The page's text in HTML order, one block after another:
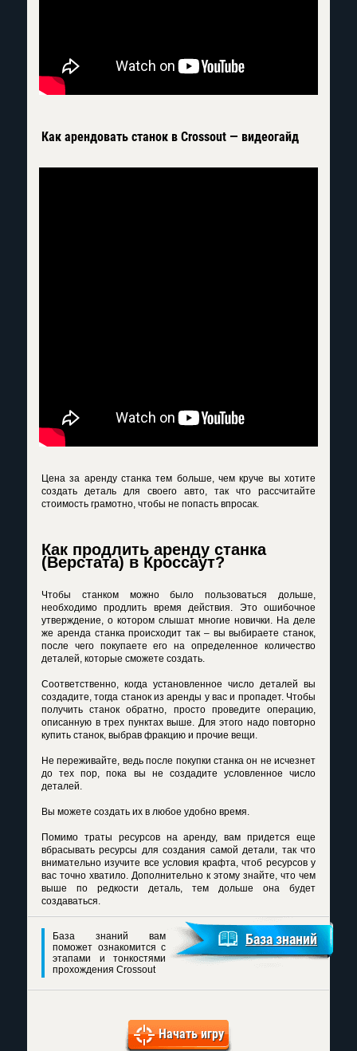
Как арендовать станок в Crossout — видеогайд
Цена за аренду станка тем больше, чем круче вы хотите
создать деталь для своего авто, так что рассчитайте
стоимость грамотно, чтобы не попасть впросак.
Как продлить аренду станка
(Верстата) в Кроссаут?
Чтобы станком можно было пользоваться дольше,
необходимо продлить время действия. Это ошибочное
утверждение, о котором слышат многие новички. На деле
же аренда станка происходит так – вы выбираете станок,
после чего покупаете его на определенное количество
деталей, которые сможете создать.
Соответственно, когда установленное число деталей вы
создадите, тогда станок из аренды у вас и пропадет. Чтобы
получить станок обратно, просто проведите операцию,
описанную в трех пунктах выше. Для этого надо повторно
купить станок, выбрав фракцию и прочие вещи.
Не переживайте, ведь после покупки станка он не исчезнет
до тех пор, пока вы не создадите условленное число
деталей.
Вы можете создать их в любое удобно время.
Помимо траты ресурсов на аренду, вам придется еще
вбрасывать ресурсы для создания самой детали, так что
внимательно изучите все условия крафта, чтоб ресурсов у
вас точно хватило. Дополнительно к этому знайте, что чем
выше по редкости деталь, тем дольше она будет
создаваться.
База знаний вам
поможет ознакомится с
этапами и тонкостями
прохождения Crossout
База знаний
Начать игру